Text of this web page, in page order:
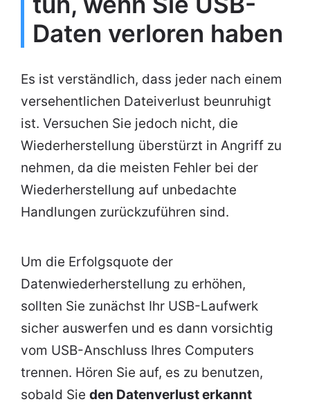
Daten verloren haben
Es ist verständlich, dass jeder nach einem
versehentlichen Dateiverlust beunruhigt
ist. Versuchen Sie jedoch nicht, die
Wiederherstellung überstürzt in Angriff zu
nehmen, da die meisten Fehler bei der
Wiederherstellung auf unbedachte
Handlungen zurückzuführen sind.
Um die Erfolgsquote der
Datenwiederherstellung zu erhöhen,
sollten Sie zunächst Ihr USB-Laufwerk
sicher auswerfen und es dann vorsichtig
vom USB-Anschluss Ihres Computers
trennen. Hören Sie auf, es zu benutzen,
sobald Sie den Datenverlust erkannt